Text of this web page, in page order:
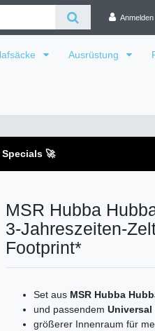
Anmelden
Ausrüstung
🚀
MSR Hubba
3-Jahreszeiten-
Footprint*
Set aus MSR Hubba
und passendem Universal
größerer Innenraum für